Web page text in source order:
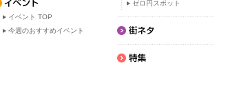
イベント TOP
今週のおすすめイベント
ゼロ円スポット